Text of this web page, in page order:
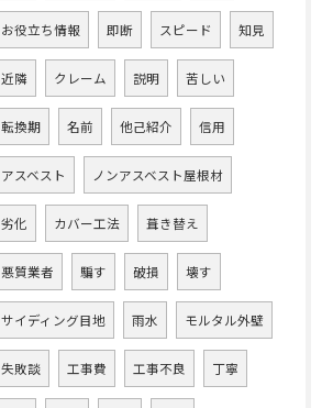
お役立ち情報 即断 スピード 知見
近隣 クレーム 説明 苦しい
転換期 名前 他己紹介 信用
アスベスト ノンアスベスト屋根材
劣化 カバー工法 葺き替え
悪質業者 騙す 破損 壊す
サイディング目地 雨水 モルタル外壁
失敗談 工事費 工事不良 丁寧